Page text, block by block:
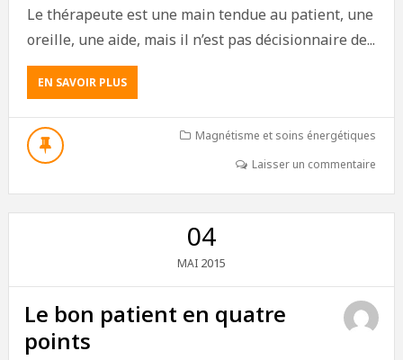
Le thérapeute est une main tendue au patient, une
oreille, une aide, mais il n’est pas décisionnaire de...
EN SAVOIR PLUS
Magnétisme et soins énergétiques
Laisser un commentaire
04
MAI 2015
Le bon patient en quatre
points